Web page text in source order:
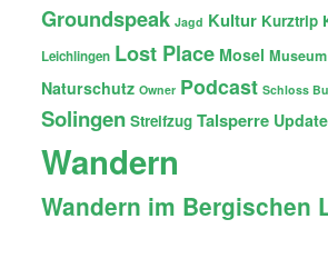
Groundspeak Jagd Kultur Kurztrip
Leichlingen Lost Place Mosel Museum
Naturschutz Owner Podcast Schloss
Solingen Streifzug Talsperre Update
Wandern
Wandern im Bergischen